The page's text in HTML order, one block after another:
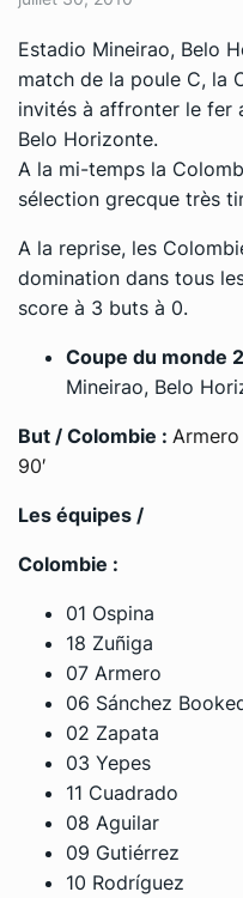
Estadio Mineirao, Belo
match de la poule C, la
invités à affronter le fer
Belo Horizonte.
A la mi-temps la
sélection grecque très
A la reprise, les
domination dans tous
score à 3 buts à 0.
Coupe du monde
Mineirao, Belo
But / Colombie :
90′
Les équipes /
Colombie :
01 Ospina
18 Zuñiga
07 Armero
06 Sánchez
02 Zapata
03 Yepes
11 Cuadrado
08 Aguilar
09 Gutiérrez
10 Rodríguez